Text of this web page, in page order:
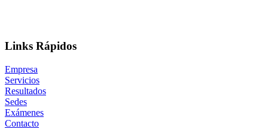
Links Rápidos
Empresa
Servicios
Resultados
Sedes
Exámenes
Contacto